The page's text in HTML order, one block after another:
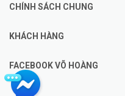
CHÍNH SÁCH CHUNG
KHÁCH HÀNG
FACEBOOK VÕ HOÀNG